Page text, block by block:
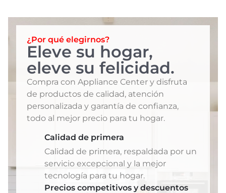
¿Por qué elegirnos?
Eleve su hogar,
eleve su felicidad.
Compra con Appliance Center y disfruta
de productos de calidad, atención
personalizada y garantía de confianza,
todo al mejor precio para tu hogar.
Calidad de primera
Calidad de primera, respaldada por un
servicio excepcional y la mejor
tecnología para tu hogar.
Precios competitivos y descuentos